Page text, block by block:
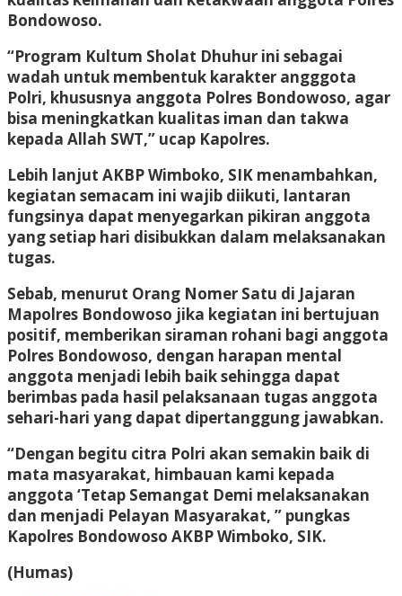
Bondowoso.
“Program Kultum Sholat Dhuhur ini sebagai
wadah untuk membentuk karakter angggota
Polri, khususnya anggota Polres Bondowoso, agar
bisa meningkatkan kualitas iman dan takwa
kepada Allah SWT,” ucap Kapolres.
Lebih lanjut AKBP Wimboko, SIK menambahkan,
kegiatan semacam ini wajib diikuti, lantaran
fungsinya dapat menyegarkan pikiran anggota
yang setiap hari disibukkan dalam melaksanakan
tugas.
Sebab, menurut Orang Nomer Satu di Jajaran
Mapolres Bondowoso jika kegiatan ini bertujuan
positif, memberikan siraman rohani bagi anggota
Polres Bondowoso, dengan harapan mental
anggota menjadi lebih baik sehingga dapat
berimbas pada hasil pelaksanaan tugas anggota
sehari-hari yang dapat dipertanggung jawabkan.
“Dengan begitu citra Polri akan semakin baik di
mata masyarakat, himbauan kami kepada
anggota ‘Tetap Semangat Demi melaksanakan
dan menjadi Pelayan Masyarakat, ” pungkas
Kapolres Bondowoso AKBP Wimboko, SIK.
(Humas)